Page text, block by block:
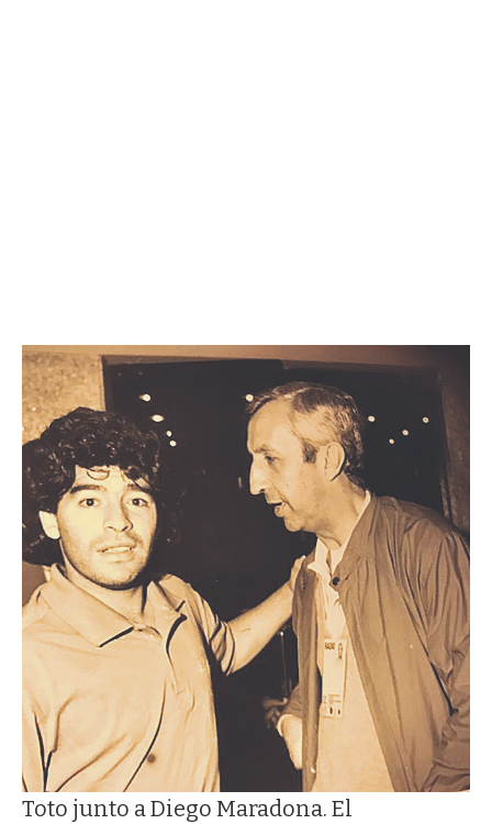
Toto junto a Diego Maradona. El